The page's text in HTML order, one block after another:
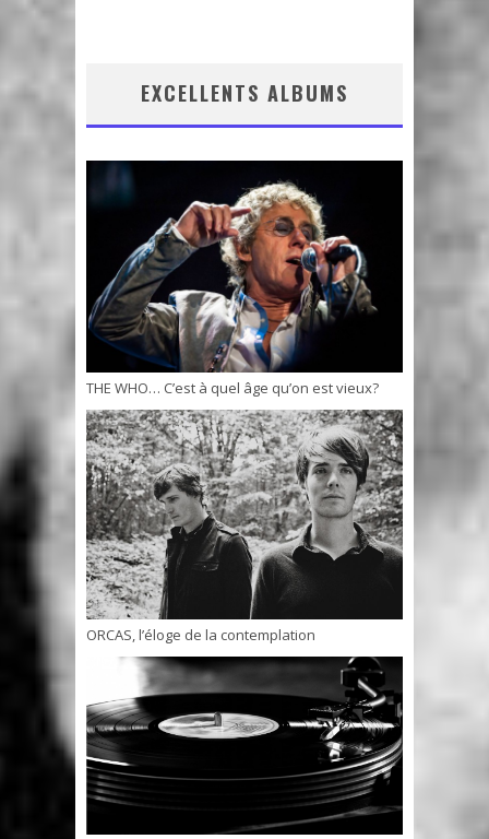
EXCELLENTS ALBUMS
THE WHO… C’est à quel âge qu’on est vieux?
ORCAS, l’éloge de la contemplation